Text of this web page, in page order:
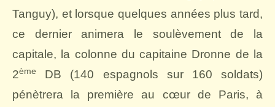
Tanguy), et lorsque quelques années plus tard,
ce dernier animera le soulèvement de la
capitale, la colonne du capitaine Dronne de la
2ème
DB (140 espagnols sur 160 soldats)
pénètrera la première au cœur de Paris, à